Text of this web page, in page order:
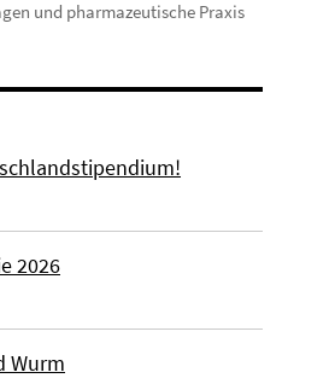
und pharmazeutische Praxis
2026
Wurm